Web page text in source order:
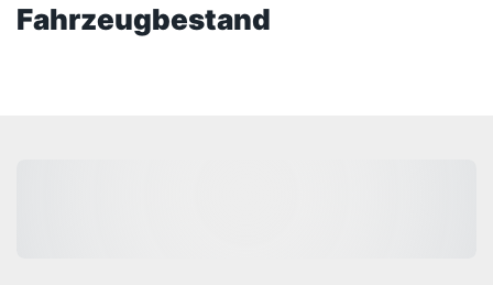
Fahrzeugbestand